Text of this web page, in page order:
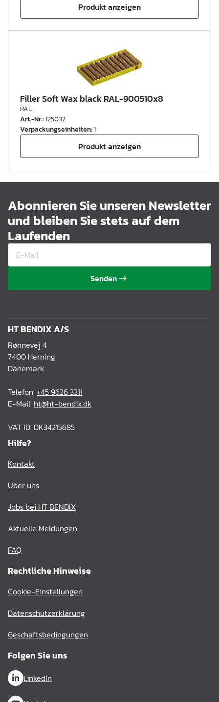
Produkt anzeigen
Filler Soft Wax black RAL-900510x8
RAL
Art.-Nr.:125037
Verpackungseinheiten:1
Produkt anzeigen
Abonnieren Sie unseren Newsletter
und bleiben Sie stets auf dem
Laufenden
Senden
HT BENDIX A/S
Rønnevej 4
7400 Herning
Dänemark
Telefon: +45 9626 3311
E-Mail: ht@ht-bendix.dk
VAT ID: DK34215685
Hilfe?
Kontakt
Über uns
Jobs bei HT BENDIX
Aktuelle Meldungen
FAQ
Rechtliche Hinweise
Cookie-Einstellungen
Datenschutzerklärung
Geschaftsbedingungen
Folgen Sie uns
LinkedIn